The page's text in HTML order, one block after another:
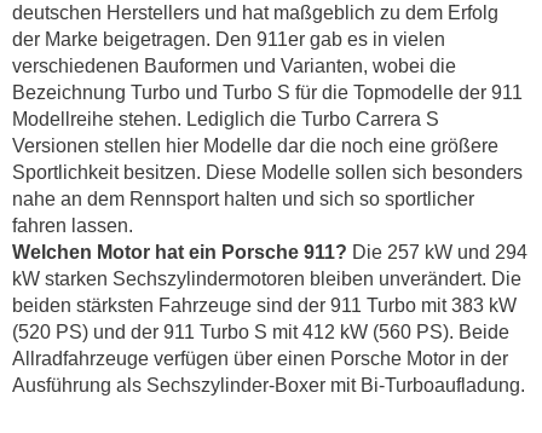
deutschen Herstellers und hat maßgeblich zu dem Erfolg
der Marke beigetragen. Den 911er gab es in vielen
verschiedenen Bauformen und Varianten, wobei die
Bezeichnung Turbo und Turbo S für die Topmodelle der 911
Modellreihe stehen. Lediglich die Turbo Carrera S
Versionen stellen hier Modelle dar die noch eine größere
Sportlichkeit besitzen. Diese Modelle sollen sich besonders
nahe an dem Rennsport halten und sich so sportlicher
fahren lassen.
Welchen Motor hat ein Porsche 911? Die 257 kW und 294
kW starken Sechszylindermotoren bleiben unverändert. Die
beiden stärksten Fahrzeuge sind der 911 Turbo mit 383 kW
(520 PS) und der 911 Turbo S mit 412 kW (560 PS). Beide
Allradfahrzeuge verfügen über einen Porsche Motor in der
Ausführung als Sechszylinder-Boxer mit Bi-Turboaufladung.